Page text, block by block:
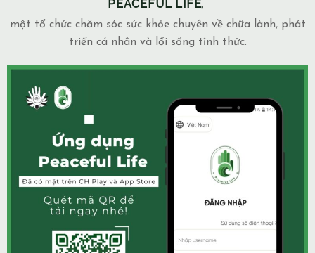
PEACEFUL LIFE,
một tổ chức chăm sóc sức khỏe chuyên về chữa lành, phát
triển cá nhân và lối sống tỉnh thức.